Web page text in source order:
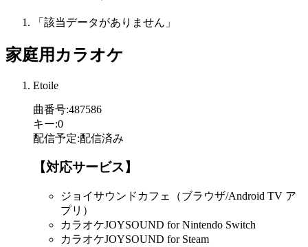
「該当データがありません」
家庭用カラオケ
Etoile
曲番号:487586
キー:0
配信予定:配信済み
【対応サービス】
ジョイサウンドカフェ（ブラウザ/Android TV ア
プリ）
カラオケJOYSOUND for Nintendo Switch
カラオケJOYSOUND for Steam